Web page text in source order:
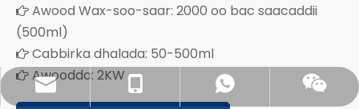
 Awood Wax-soo-saar: 2000 oo bac saacaddii
(500ml)
 Cabbirka dhalada: 50-500ml
 Awoodda: 2KW
sales@pestopack.com